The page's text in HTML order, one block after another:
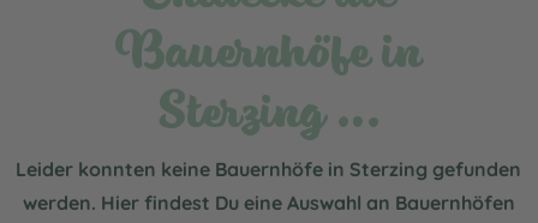
Bauernhöfe in
Sterzing …
Leider konnten keine Bauernhöfe in Sterzing gefunden
werden. Hier findest Du eine Auswahl an Bauernhöfen